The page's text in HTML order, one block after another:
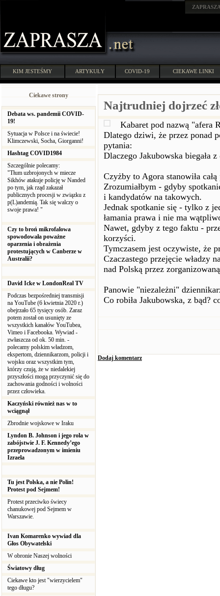
KIM JESTEŚMY ARTYKUŁY COVID-19 CIEKAWE LINKI
Ciekawe strony
Debata ws. pandemii COVID-
19!
Sytuacja w Polsce i na świecie!
Klimczewski, Socha, Giorganni!
Hashtag COVID1984
Szczególnie polecamy:
"Tłum uzbrojonych w miecze
Sikhów atakuje policję w Nanded
po tym, jak rząd zakazał
publicznych procesji w związku z
p(L)andemią. Tak się walczy o
swoje prawa! "
Czy to broń mikrofalowa
spowodowała poważne
oparzenia i obrażenia
protestujących w Canberze w
Australii?
David Icke w LondonReal TV
Podczas bezpośredniej transmisji
na YouTube (6 kwietnia 2020 r.)
obejrzało 65 tysięcy osób. Zaraz
potem został on usunięty ze
wszystkich kanałów YouTubea,
Vimeo i Facebooka. Wywiad -
zwłaszcza od ok. 50 min. -
polecamy polskim władzom,
ekspertom, dziennikarzom, policji i
wojsku oraz wszystkim tym,
którzy czują, że w niedalekiej
przyszłości mogą przyczynić się do
zachowania godności i wolności
przez człowieka.
Kaczyński również nas w to
wciągnął
Zbrodnie wojskowe w Iraku
Lyndon B. Johnson i jego rola w
zabójstwie J. F. Kennedy’ego
przeprowadzonym w imieniu
Izraela
Tu jest Polska, a nie Polin!
Protest pod Sejmem!
Protest przeciwko świecy
chanukowej pod Sejmem w
Warszawie.
Ivan Komarenko wywiad dla
Głos Obywatelski
W obronie Naszej wolności
Światowy dług
Ciekawe kto jest "wierzycielem"
tego długu?
Najtrudniej dojrzeć
Kabaret pod nazwą "afera
Dlatego dziwi, że przez ponad
pytania:
Dlaczego Jakubowska biegała
Czyżby to Agora stanowiła
Zrozumiałbym - gdyby
i kandydatów na takowych.
Jednak spotkanie się - tylko z
łamania prawa i nie ma
Nawet, gdyby z tego faktu -
korzyści.
Tymczasem jest oczywiste, że
Czaczastego przejęcie władzy
nad Polską przez
Panowie "niezależni"
Co robiła Jakubowska, z bąd?
Dodaj komentarz